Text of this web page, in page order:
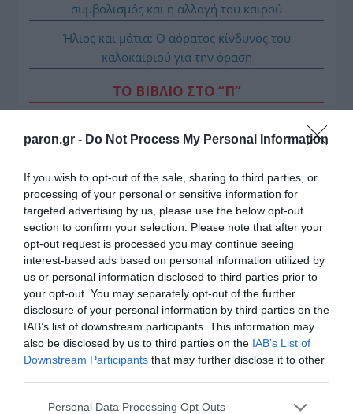
paron.gr - Do Not Process My Personal Information
If you wish to opt-out of the sale, sharing to third parties, or
processing of your personal or sensitive information for
targeted advertising by us, please use the below opt-out
section to confirm your selection. Please note that after your
opt-out request is processed you may continue seeing
interest-based ads based on personal information utilized by
us or personal information disclosed to third parties prior to
your opt-out. You may separately opt-out of the further
disclosure of your personal information by third parties on the
IAB’s list of downstream participants. This information may
also be disclosed by us to third parties on the IAB’s List of
Downstream Participants that may further disclose it to other
Please note that this website/app uses one or more Google
Personal Data Processing Opt Outs
συμβολισμός και η αλλαγή του καιρού
Ήλιος και μάτια: Ο αόρατος κίνδυνος του
καλοκαιριού για την όραση
ΤΟ ΒΙΒΛΙΟ ΣΤΟ “Π”